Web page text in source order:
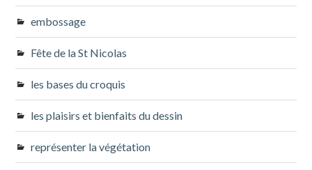
embossage
Fête de la St Nicolas
les bases du croquis
les plaisirs et bienfaits du dessin
représenter la végétation